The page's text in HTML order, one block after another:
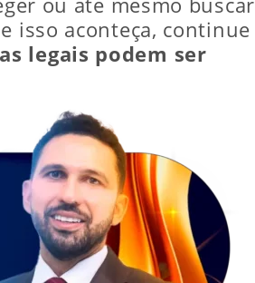
isso aconteça, continue
legais podem ser